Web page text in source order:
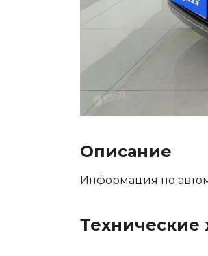
Описание
Информация по
Технические